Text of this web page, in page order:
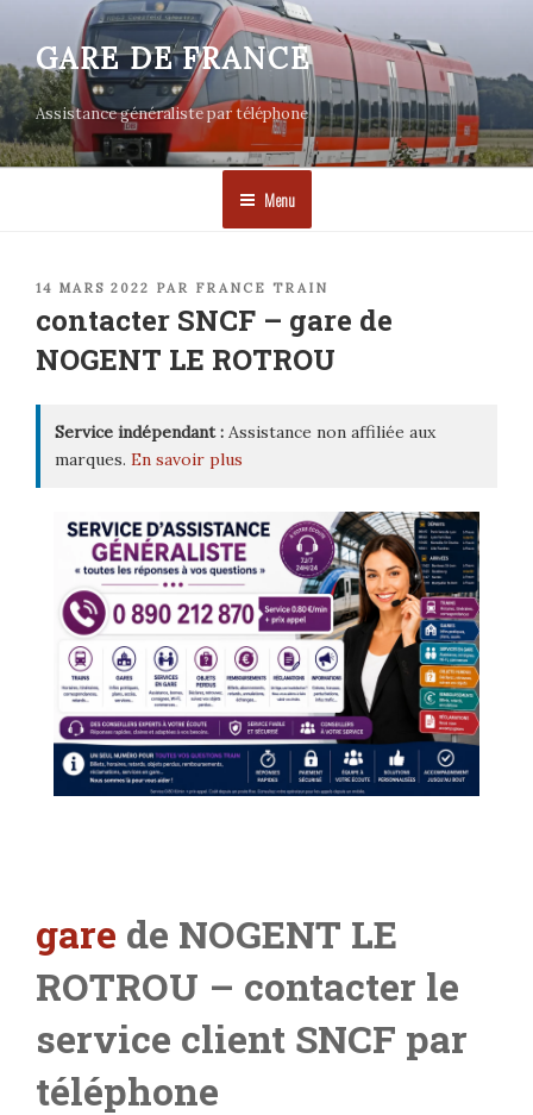
contenu
principal
GARE DE FRANCE
Assistance généraliste par téléphone
Menu
PUBLIÉ
14 MARS 2022 PAR FRANCE TRAIN
contacter SNCF – gare de
NOGENT LE ROTROU
Service indépendant : Assistance non affiliée aux
marques. En savoir plus
gare de NOGENT LE
ROTROU – contacter le
service client SNCF par
téléphone